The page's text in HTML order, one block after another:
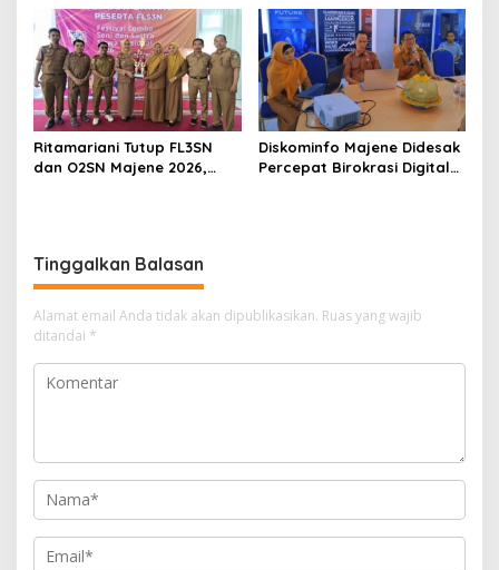
dalam Kebijakan Publik
Pickleball di Sendana
Ritamariani Tutup FL3SN
dan O2SN Majene 2026,
Diskominfo Majene Didesak
Percepat Birokrasi Digital
Tinggalkan Balasan
Alamat email Anda tidak akan dipublikasikan. Ruas yang wajib
ditandai *